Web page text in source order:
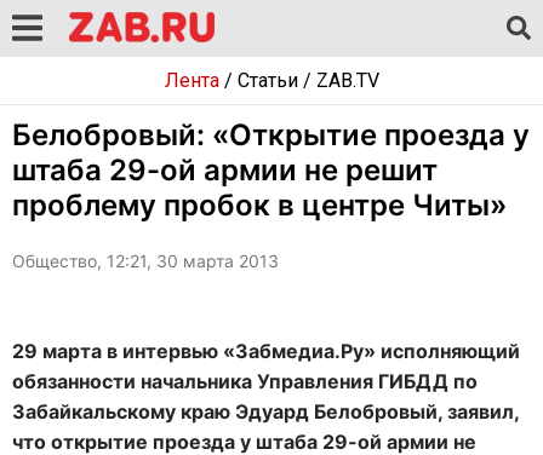
Лента/ Статьи/ ZAB.TV
Белобровый: «Открытие проезда у
штаба 29-ой армии не решит
проблему пробок в центре Читы»
Общество, 12:21, 30 марта 2013
29 марта в интервью «Забмедиа.Ру» исполняющий
обязанности начальника Управления ГИБДД по
Забайкальскому краю Эдуард Белобровый, заявил,
что открытие проезда у штаба 29-ой армии не